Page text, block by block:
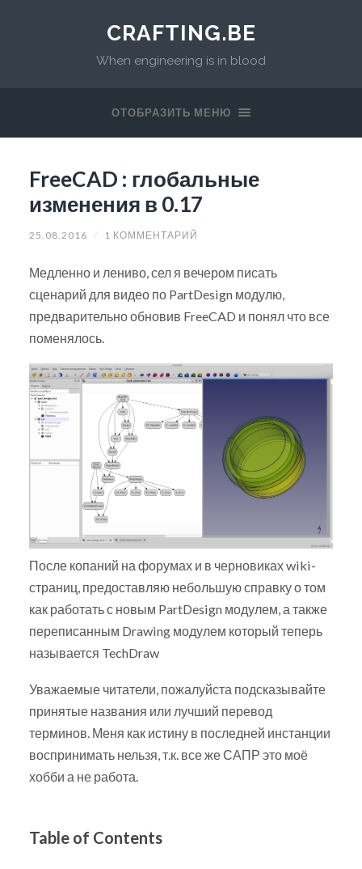
CRAFTING.BE
When engineering is in blood
ОТОБРАЗИТЬ МЕНЮ
FreeCAD : глобальные
изменения в 0.17
25.08.2016 / 1 КОММЕНТАРИЙ
Медленно и лениво, сел я вечером писать
сценарий для видео по PartDesign модулю,
предварительно обновив FreeCAD и понял что все
поменялось.
После копаний на форумах и в черновиках wiki-
страниц, предоставляю небольшую справку о том
как работать с новым PartDesign модулем, а также
переписанным Drawing модулем который теперь
называется TechDraw
Уважаемые читатели, пожалуйста подсказывайте
принятые названия или лучший перевод
терминов. Меня как истину в последней инстанции
воспринимать нельзя, т.к. все же САПР это моё
хобби а не работа.
Table of Contents